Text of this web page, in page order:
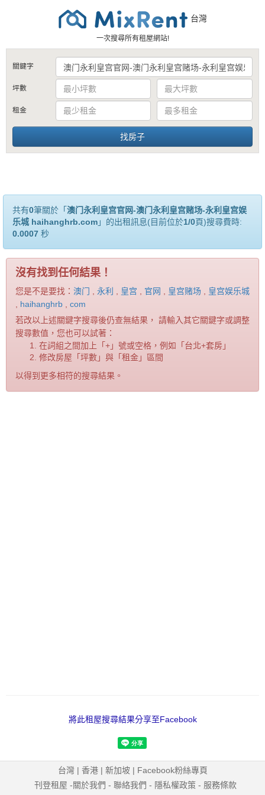
台灣
一次搜尋所有租屋網站!
關鍵字
坪數
租金
共有0筆關於「 澳门永利皇宫官网-澳门永利皇宫赌场-永利皇宫娱
乐城 haihanghrb.com」的出租訊息(目前位於1/0頁)搜尋費時:
0.0007 秒
沒有找到任何結果！
您是不是要找： 澳门 , 永利 , 皇宫 , 官网 , 皇宫赌场 , 皇宫娱乐城
, haihanghrb , com
若改以上述關鍵字搜尋後仍查無結果， 請輸入其它關鍵字或調整
搜尋數值，您也可以試著：
在詞組之間加上「+」號或空格，例如「台北+套房」
修改房屋「坪數」與「租金」區間
以得到更多相符的搜尋結果。
將此租屋搜尋結果分享至Facebook
台灣| 香港| 新加坡| Facebook粉絲專頁
刊登租屋 -關於我們 - 聯絡我們 - 隱私權政策 - 服務條款